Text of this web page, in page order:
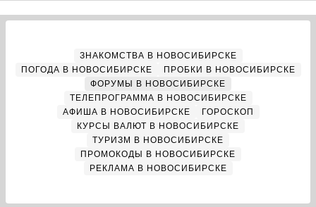
ЗНАКОМСТВА В НОВОСИБИРСКЕ
ПОГОДА В НОВОСИБИРСКЕ
ПРОБКИ В НОВОСИБИРСКЕ
ФОРУМЫ В НОВОСИБИРСКЕ
ТЕЛЕПРОГРАММА В НОВОСИБИРСКЕ
АФИША В НОВОСИБИРСКЕ
ГОРОСКОП
КУРСЫ ВАЛЮТ В НОВОСИБИРСКЕ
ТУРИЗМ В НОВОСИБИРСКЕ
ПРОМОКОДЫ В НОВОСИБИРСКЕ
РЕКЛАМА В НОВОСИБИРСКЕ